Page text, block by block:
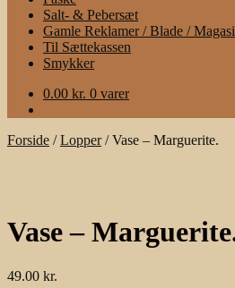
Salt- & Pebersæt
Gamle Reklamer / Blade /
Til Sættekassen
Smykker
0.00 kr. 0 varer
Forside /Lopper/Vase – Marguerite.
Vase –
49.00 kr.